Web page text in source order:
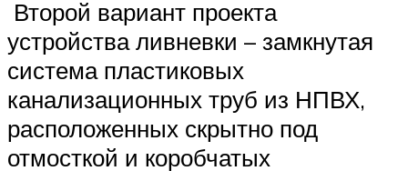
Второй вариант проекта
устройства ливневки – замкнутая
система пластиковых
канализационных труб из НПВХ,
расположенных скрытно под
отмосткой и коробчатых